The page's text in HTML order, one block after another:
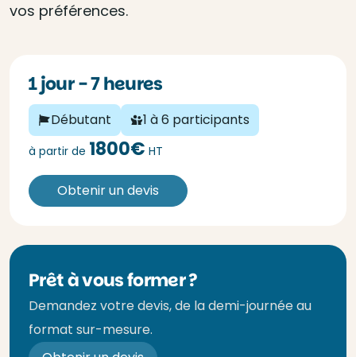
vos préférences.
1 jour - 7 heures
Débutant 1 à 6 participants
à partir de 1800€ HT
Obtenir un devis
Prêt à vous former ?
Demandez votre devis, de la demi-journée au
format sur-mesure.